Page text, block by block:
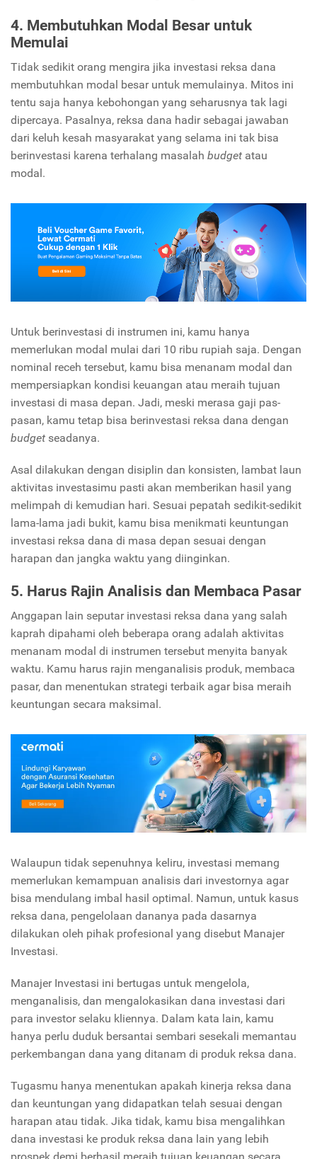
4. Membutuhkan Modal Besar untuk
Memulai
Tidak sedikit orang mengira jika investasi reksa dana
membutuhkan modal besar untuk memulainya. Mitos ini
tentu saja hanya kebohongan yang seharusnya tak lagi
dipercaya. Pasalnya, reksa dana hadir sebagai jawaban
dari keluh kesah masyarakat yang selama ini tak bisa
berinvestasi karena terhalang masalah budget atau
modal.
Untuk berinvestasi di instrumen ini, kamu hanya
memerlukan modal mulai dari 10 ribu rupiah saja. Dengan
nominal receh tersebut, kamu bisa menanam modal dan
mempersiapkan kondisi keuangan atau meraih tujuan
investasi di masa depan. Jadi, meski merasa gaji pas-
pasan, kamu tetap bisa berinvestasi reksa dana dengan
budget seadanya.
Asal dilakukan dengan disiplin dan konsisten, lambat laun
aktivitas investasimu pasti akan memberikan hasil yang
melimpah di kemudian hari. Sesuai pepatah sedikit-sedikit
lama-lama jadi bukit, kamu bisa menikmati keuntungan
investasi reksa dana di masa depan sesuai dengan
harapan dan jangka waktu yang diinginkan.
5. Harus Rajin Analisis dan Membaca Pasar
Anggapan lain seputar investasi reksa dana yang salah
kaprah dipahami oleh beberapa orang adalah aktivitas
menanam modal di instrumen tersebut menyita banyak
waktu. Kamu harus rajin menganalisis produk, membaca
pasar, dan menentukan strategi terbaik agar bisa meraih
keuntungan secara maksimal.
Walaupun tidak sepenuhnya keliru, investasi memang
memerlukan kemampuan analisis dari investornya agar
bisa mendulang imbal hasil optimal. Namun, untuk kasus
reksa dana, pengelolaan dananya pada dasarnya
dilakukan oleh pihak profesional yang disebut Manajer
Investasi.
Manajer Investasi ini bertugas untuk mengelola,
menganalisis, dan mengalokasikan dana investasi dari
para investor selaku kliennya. Dalam kata lain, kamu
hanya perlu duduk bersantai sembari sesekali memantau
perkembangan dana yang ditanam di produk reksa dana.
Tugasmu hanya menentukan apakah kinerja reksa dana
dan keuntungan yang didapatkan telah sesuai dengan
harapan atau tidak. Jika tidak, kamu bisa mengalihkan
dana investasi ke produk reksa dana lain yang lebih